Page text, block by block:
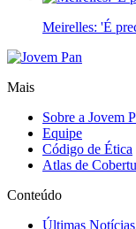
Meirelles: 'É
Mais
Sobre a Jovem
Equipe
Código de Ética
Atlas de
Conteúdo
Últimas Notícias